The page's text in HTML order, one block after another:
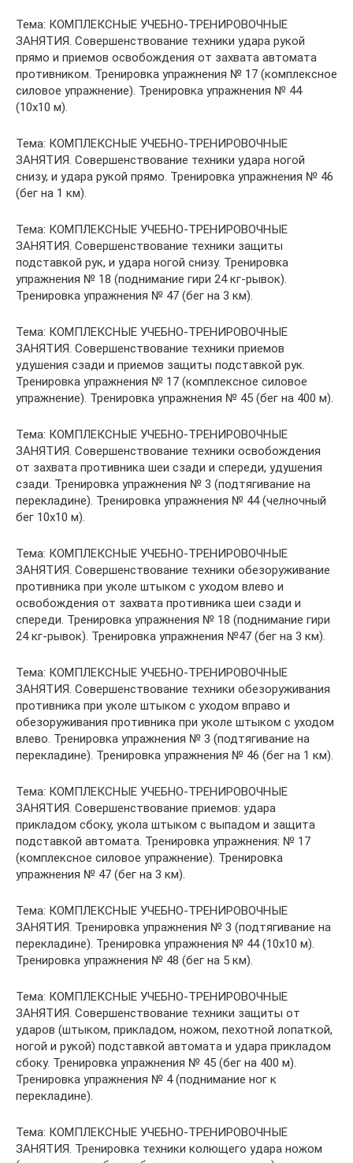
Тема: КОМПЛЕКСНЫЕ УЧЕБНО-ТРЕНИРОВОЧНЫЕ
ЗАНЯТИЯ. Совершенствование техники удара рукой
прямо и приемов освобождения от захвата автомата
противником. Тренировка упражнения № 17 (комплексное
силовое упражнение). Тренировка упражнения № 44
(10х10 м).
Тема: КОМПЛЕКСНЫЕ УЧЕБНО-ТРЕНИРОВОЧНЫЕ
ЗАНЯТИЯ. Совершенствование техники удара ногой
снизу, и удара рукой прямо. Тренировка упражнения № 46
(бег на 1 км).
Тема: КОМПЛЕКСНЫЕ УЧЕБНО-ТРЕНИРОВОЧНЫЕ
ЗАНЯТИЯ. Совершенствование техники защиты
подставкой рук, и удара ногой снизу. Тренировка
упражнения № 18 (поднимание гири 24 кг-рывок).
Тренировка упражнения № 47 (бег на 3 км).
Тема: КОМПЛЕКСНЫЕ УЧЕБНО-ТРЕНИРОВОЧНЫЕ
ЗАНЯТИЯ. Совершенствование техники приемов
удушения сзади и приемов защиты подставкой рук.
Тренировка упражнения № 17 (комплексное силовое
упражнение). Тренировка упражнения № 45 (бег на 400 м).
Тема: КОМПЛЕКСНЫЕ УЧЕБНО-ТРЕНИРОВОЧНЫЕ
ЗАНЯТИЯ. Совершенствование техники освобождения
от захвата противника шеи сзади и спереди, удушения
сзади. Тренировка упражнения № 3 (подтягивание на
перекладине). Тренировка упражнения № 44 (челночный
бег 10х10 м).
Тема: КОМПЛЕКСНЫЕ УЧЕБНО-ТРЕНИРОВОЧНЫЕ
ЗАНЯТИЯ. Совершенствование техники обезоруживание
противника при уколе штыком с уходом влево и
освобождения от захвата противника шеи сзади и
спереди. Тренировка упражнения № 18 (поднимание гири
24 кг-рывок). Тренировка упражнения №47 (бег на 3 км).
Тема: КОМПЛЕКСНЫЕ УЧЕБНО-ТРЕНИРОВОЧНЫЕ
ЗАНЯТИЯ. Совершенствование техники обезоруживания
противника при уколе штыком с уходом вправо и
обезоруживания противника при уколе штыком с уходом
влево. Тренировка упражнения № 3 (подтягивание на
перекладине). Тренировка упражнения № 46 (бег на 1 км).
Тема: КОМПЛЕКСНЫЕ УЧЕБНО-ТРЕНИРОВОЧНЫЕ
ЗАНЯТИЯ. Совершенствование приемов: удара
прикладом сбоку, укола штыком с выпадом и защита
подставкой автомата. Тренировка упражнения: № 17
(комплексное силовое упражнение). Тренировка
упражнения № 47 (бег на 3 км).
Тема: КОМПЛЕКСНЫЕ УЧЕБНО-ТРЕНИРОВОЧНЫЕ
ЗАНЯТИЯ. Тренировка упражнения № 3 (подтягивание на
перекладине). Тренировка упражнения № 44 (10х10 м).
Тренировка упражнения № 48 (бег на 5 км).
Тема: КОМПЛЕКСНЫЕ УЧЕБНО-ТРЕНИРОВОЧНЫЕ
ЗАНЯТИЯ. Совершенствование техники защиты от
ударов (штыком, прикладом, ножом, пехотной лопаткой,
ногой и рукой) подставкой автомата и удара прикладом
сбоку. Тренировка упражнения № 45 (бег на 400 м).
Тренировка упражнения № 4 (поднимание ног к
перекладине).
Тема: КОМПЛЕКСНЫЕ УЧЕБНО-ТРЕНИРОВОЧНЫЕ
ЗАНЯТИЯ. Тренировка техники колющего удара ножом